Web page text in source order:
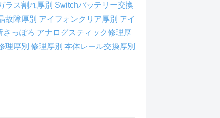
ラス割れ厚別 Switchバッテリー交換
故障厚別 アイフォンクリア厚別 アイ
さっぽろ アナログスティック修理厚
理厚別 修理厚別 本体レール交換厚別